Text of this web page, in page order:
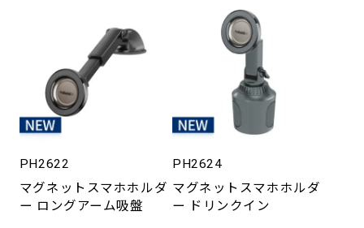
PH2622
マグネットスマホホルダ
ー ロングアーム吸盤
PH2624
マグネットスマホホルダ
ー ドリンクイン